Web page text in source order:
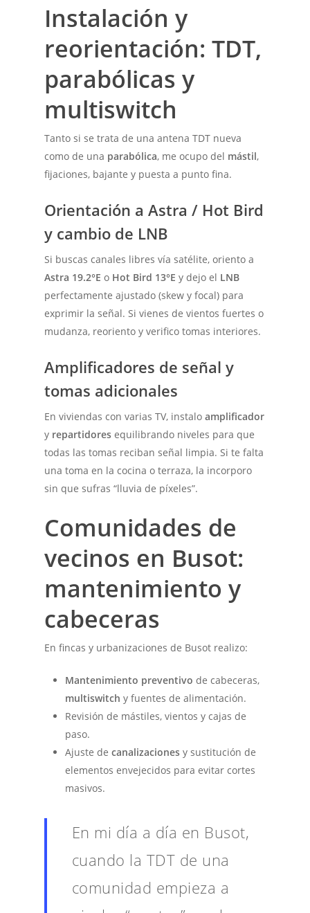
Instalación y
reorientación: TDT,
parabólicas y
multiswitch
Tanto si se trata de una antena TDT nueva
como de una parabólica, me ocupo del mástil,
fijaciones, bajante y puesta a punto fina.
Orientación a Astra / Hot Bird
y cambio de LNB
Si buscas canales libres vía satélite, oriento a
Astra 19.2°E o Hot Bird 13°E y dejo el LNB
perfectamente ajustado (skew y focal) para
exprimir la señal. Si vienes de vientos fuertes o
mudanza, reoriento y verifico tomas interiores.
Amplificadores de señal y
tomas adicionales
En viviendas con varias TV, instaloamplificador
y repartidores equilibrando niveles para que
todas las tomas reciban señal limpia. Si te falta
una toma en la cocina o terraza, la incorporo
sin que sufras “lluvia de píxeles”.
Comunidades de
vecinos en Busot:
mantenimiento y
cabeceras
En fincas y urbanizaciones de Busot realizo:
Mantenimiento preventivo de cabeceras,
multiswitch y fuentes de alimentación.
Revisión de mástiles, vientos y cajas de
paso.
Ajuste decanalizaciones y sustitución de
elementos envejecidos para evitar cortes
masivos.
En mi día a día en Busot,
cuando la TDT de una
comunidad empieza a